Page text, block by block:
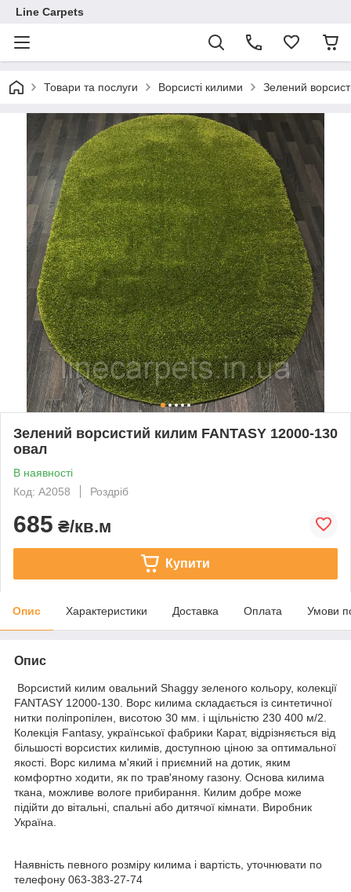
Line Carpets
Товари та послуги Ворсисті килими Зелений
Зелений ворсистий килим FANTASY 12000-130
oвал
В наявності
Код: A2058
Роздріб
685 ₴/кв.м
Купити
Опис Характеристики Доставка Оплата Умови
Опис
Ворсистий килим овальний Shaggy зеленого кольору, колекції
FANTASY 12000-130. Ворс килима складається із синтетичної
нитки поліпропілен, висотою 30 мм. і щільністю 230 400 м/2.
Колекція Fantasy, української фабрики Карат, відрізняється від
більшості ворсистих килимів, доступною ціною за оптимальної
якості. Ворс килима м'який і приємний на дотик, яким
комфортно ходити, як по трав'яному газону. Основа килима
ткана, можливе вологе прибирання. Килим добре може
підійти до вітальні, спальні або дитячої кімнати. Виробник
Україна.
Наявність певного розміру килима і вартість, уточнювати по
телефону 063-383-27-74